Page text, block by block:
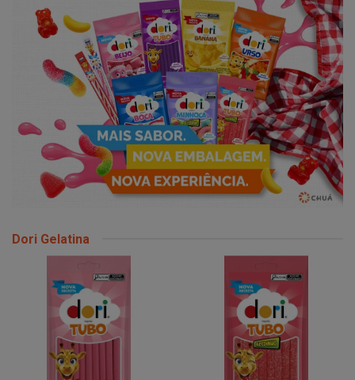
Dori Gelatina